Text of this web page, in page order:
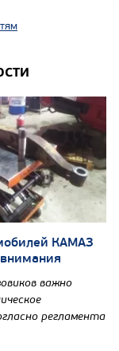
КАМАЗ
важно
регламента